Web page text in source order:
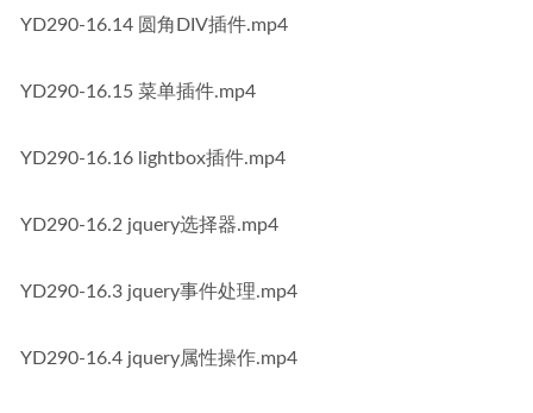
YD290-16.14 圆角DIV插件.mp4
YD290-16.15 菜单插件.mp4
YD290-16.16 lightbox插件.mp4
YD290-16.2 jquery选择器.mp4
YD290-16.3 jquery事件处理.mp4
YD290-16.4 jquery属性操作.mp4